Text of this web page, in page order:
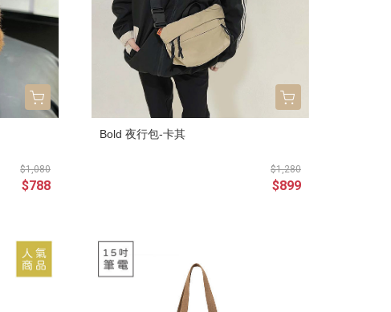
$1,080
$788
Bold 夜行包-卡其
$1,280
$899